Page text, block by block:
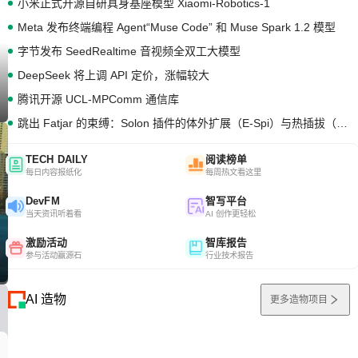
小米正式开源自研具身基座模型 Xiaomi-Robotics-1
Meta 发布终端编程 Agent“Muse Code” 和 Muse Spark 1.2 模型
字节发布 SeedRealtime 音视频全双工大模型
DeepSeek 将上调 API 定价，涨幅较大
腾讯开源 UCL-MPComm 通信库
TECH DAILY
每日内容报纸化
阅读榜单
每周热文看这里
DevFM
当天资讯听着看
智写平台
AI 创作更轻松
激励活动
参与活动赢源石
智库报告
行业技术报告
AI 造物 更多造物项目